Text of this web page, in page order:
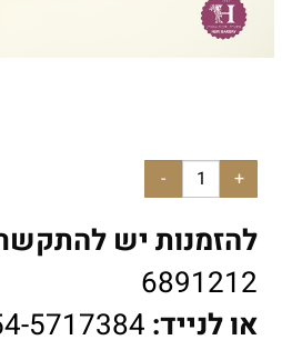
להזמנות יש
6891212
או לנייד: 5717384